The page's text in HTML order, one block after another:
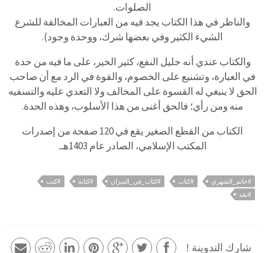
الصلوات.
والناظر في هذا الكتاب يجد فيه من العبارات المخالفة للشرع
الشيء الكثير وفي بعضها شرك، ووحدة وجود).
والكتاب عندي أنه جليل النفع، كثير الخير، على ما فيه من حدة
في العبارة، وتشنيع على الخصوم، والقوة في الرد مع أن صاحب
الحق لا ينبغي له القسوة على المخالف ولا التعدي عليه والتسفيه
منه ومن رأي؛ فالحق أغنى من هذا الأسلوب، وهذه الحدة.
الكتاب من القطع الصغير يقع في 120 صفحة من إصدرات
المكتب الإسلامي، الصادر عام 1403هـ.
#حاتم_الشهري #كتاب #كتاب_في_الميزان #كتابة
#كتب
#نقد
شارك التدوينة !